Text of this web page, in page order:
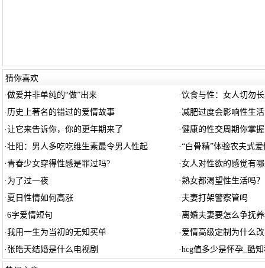
猜你喜欢
·做爱并非单纯的“做”出来 ·饮食与性：女人切勿
· 历史上著名的错过的爱情故事 · 减肥过度会影响性生活
·让它来告诉你，你的更年期来了 ·健康的性交周期你掌
·壮阳：男人多吃吃维生素最令男人性起 ·“白骨精”体验农夫式爱
·青春少女穿得性感是罪过吗? ·女人对性欲的感觉有
· 为了过一夜 ·熟女都渴望性生活吗？
· 夏日性情如何高涨 · 夫妻打架警察管吗
·6字爱情短句 · 离婚夫妻要怎么争抚
·我用一生为当初的无知买单 · 爱情高级定制为什么
· 张皓天结婚是什么电视剧 ·hcg值多少是怀孕_酷